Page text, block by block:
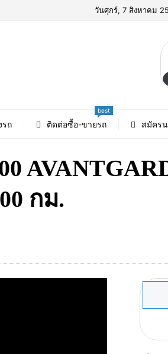
วันศุกร์, 7 สิงหาคม
รถ ติดต่อซื้อ-ขายรถ
best
สมัคร
กม.
ค้นหา